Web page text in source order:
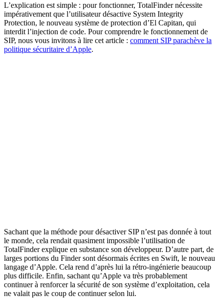
L’explication est simple : pour fonctionner, TotalFinder nécessite
impérativement que l’utilisateur désactive System Integrity
Protection, le nouveau système de protection d’El Capitan, qui
interdit l’injection de code. Pour comprendre le fonctionnement de
SIP, nous vous invitons à lire cet article : comment SIP parachève la
politique sécuritaire d’Apple.
Sachant que la méthode pour désactiver SIP n’est pas donnée à tout
le monde, cela rendait quasiment impossible l’utilisation de
TotalFinder explique en substance son développeur. D’autre part, de
larges portions du Finder sont désormais écrites en Swift, le nouveau
langage d’Apple. Cela rend d’après lui la rétro-ingénierie beaucoup
plus difficile. Enfin, sachant qu’Apple va très probablement
continuer à renforcer la sécurité de son système d’exploitation, cela
ne valait pas le coup de continuer selon lui.